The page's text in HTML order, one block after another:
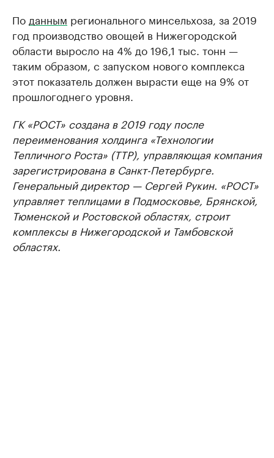
По данным регионального минсельхоза, за 2019
год производство овощей в Нижегородской
области выросло на 4% до 196,1 тыс. тонн —
таким образом, с запуском нового комплекса
этот показатель должен вырасти еще на 9% от
прошлогоднего уровня.
ГК «РОСТ» создана в 2019 году после
переименования холдинга «Технологии
Тепличного Роста» (ТТР), управляющая компания
зарегистрирована в Санкт-Петербурге.
Генеральный директор — Сергей Рукин. «РОСТ»
управляет теплицами в Подмосковье, Брянской,
Тюменской и Ростовской областях, строит
комплексы в Нижегородской и Тамбовской
областях.